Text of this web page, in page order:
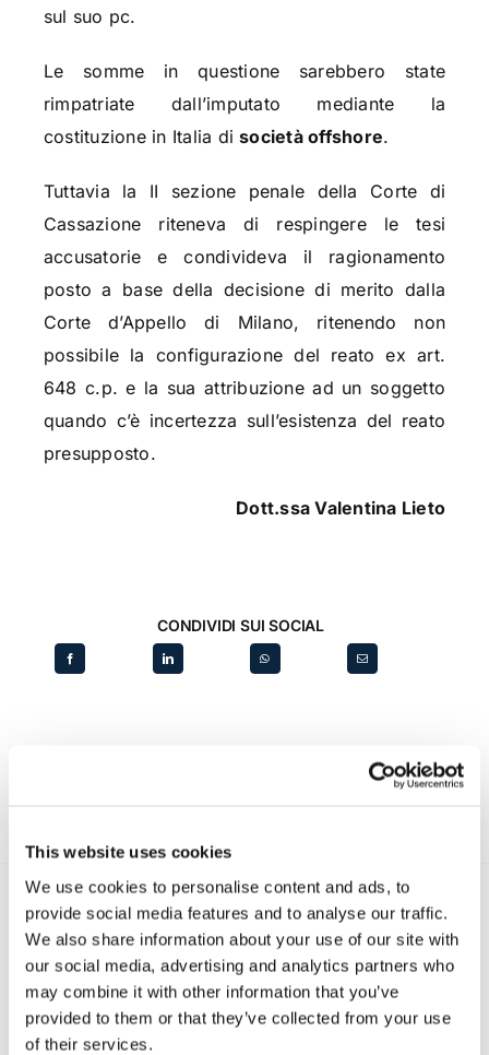
This website uses cookies
We use cookies to personalise content and ads, to
provide social media features and to analyse our traffic.
We also share information about your use of our site with
our social media, advertising and analytics partners who
may combine it with other information that you’ve
provided to them or that they’ve collected from your use
of their services.
sul suo pc.
Le somme in questione sarebbero state
rimpatriate dall’imputato mediante la
costituzione in Italia disocietà offshore.
Tuttavia la II sezione penale della Corte di
Cassazione riteneva di respingere le tesi
accusatorie e condivideva il ragionamento
posto a base della decisione di merito dalla
Corte d’Appello di Milano, ritenendo non
possibile la configurazione del reato ex art.
648 c.p. e la sua attribuzione ad un soggetto
quando c’è incertezza sull’esistenza del reato
presupposto.
Dott.ssa Valentina Lieto
CONDIVIDI SUI SOCIAL
Recent posts.
24 Luglio 2026
Diritto civile, Michela Colitta, Sentenze Cassazione
Roberto De Gaetano